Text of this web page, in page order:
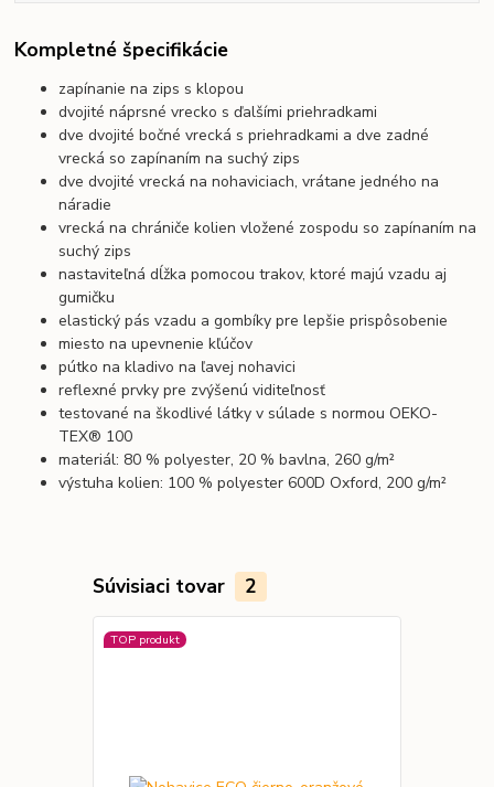
Kompletné špecifikácie
zapínanie na zips s klopou
dvojité náprsné vrecko s ďalšími priehradkami
dve dvojité bočné vrecká s priehradkami a dve zadné
vrecká so zapínaním na suchý zips
dve dvojité vrecká na nohaviciach, vrátane jedného na
náradie
vrecká na chrániče kolien vložené zospodu so zapínaním na
suchý zips
nastaviteľná dĺžka pomocou trakov, ktoré majú vzadu aj
gumičku
elastický pás vzadu a gombíky pre lepšie prispôsobenie
miesto na upevnenie kľúčov
pútko na kladivo na ľavej nohavici
reflexné prvky pre zvýšenú viditeľnosť
testované na škodlivé látky v súlade s normou OEKO-
TEX® 100
materiál: 80 % polyester, 20 % bavlna, 260 g/m²
výstuha kolien: 100 % polyester 600D Oxford, 200 g/m²
Súvisiaci tovar 2
TOP produkt